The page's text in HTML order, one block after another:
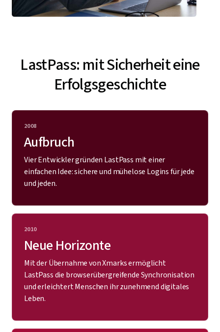
LastPass: mit Sicherheit eine
Erfolgsgeschichte
2008
Aufbruch
Vier Entwickler gründen LastPass mit einer
einfachen Idee: sichere und mühelose Logins für jede
und jeden.
2010
Neue Horizonte
Mit der Übernahme von Xmarks ermöglicht
LastPass die browserübergreifende Synchronisation
und erleichtert Menschen ihr zunehmend digitales
Leben.